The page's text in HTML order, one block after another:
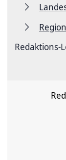
Redaktions-